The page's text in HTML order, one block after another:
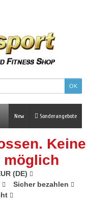
Sonderangebote
New
Keine
möglich
(DE)
Sicher bezahlen